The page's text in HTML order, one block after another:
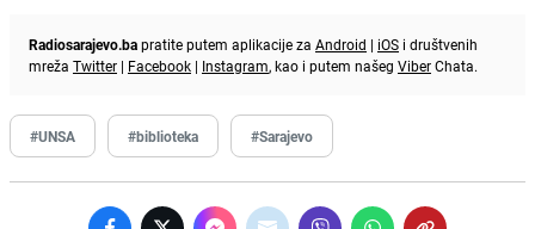
Radiosarajevo.bapratite putem aplikacije za Android | iOS i društvenih
mreža Twitter | Facebook | Instagram, kao i putem našeg ViberChata.
#UNSA #biblioteka #Sarajevo